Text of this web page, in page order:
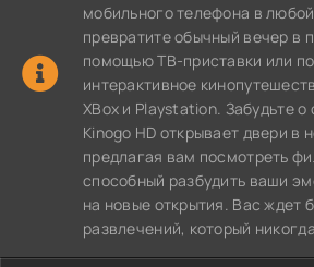
мобильного телефона в
превратите обычный вечер в
помощью ТВ-приставки или
интерактивное
XBox и Playstation. Забудьте о
Kinogo HD открывает двери в
предлагая вам посмотреть
способный разбудить ваши
на новые открытия. Вас ждет
развлечений, который